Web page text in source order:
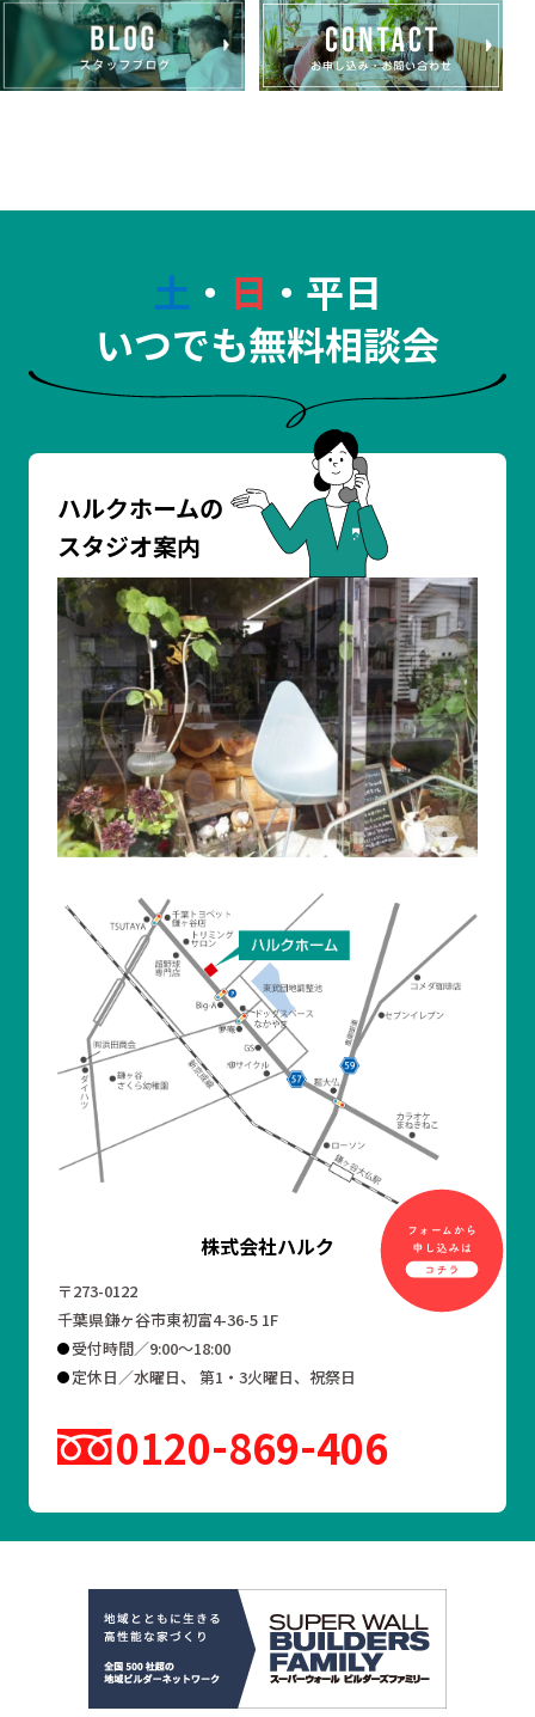
土 ・ 日 ・平日
いつでも無料相談会
ハルクホームの
スタジオ案内
株式会社ハルク
〒273-0122
千葉県鎌ヶ谷市東初富4-36-5 1F
受付時間／9:00～18:00
定休日／水曜日、 第1・3火曜日、祝祭日
0120 869 406